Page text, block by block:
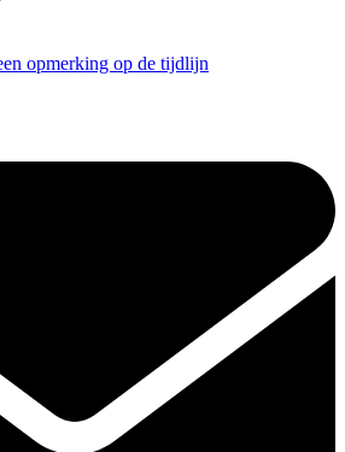
opmerking op de tijdlijn